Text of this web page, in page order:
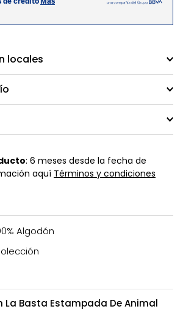
locales
: 6 meses desde la fecha de
aquí Términos y condiciones
Algodón
La Basta Estampada De Animal